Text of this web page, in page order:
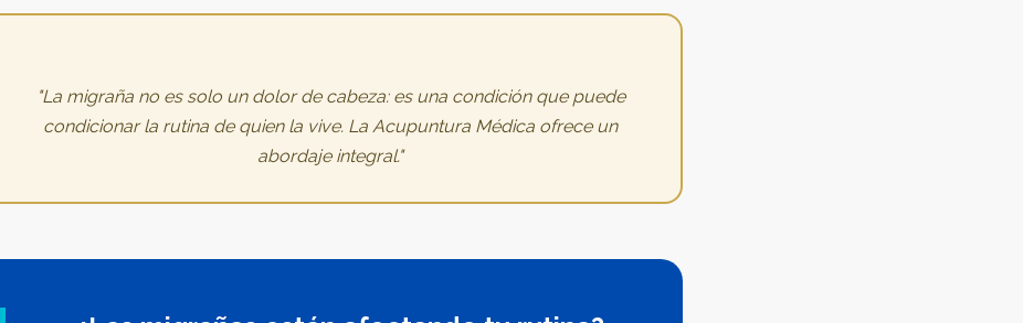
"La migraña no es solo un dolor de cabeza: es una condición que puede
condicionar la rutina de quien la vive. La Acupuntura Médica ofrece un
abordaje integral."